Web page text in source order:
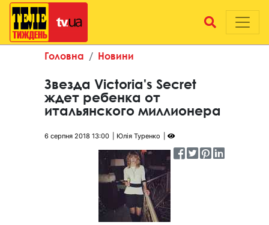
Головна Новини
Звезда Victoria's Secret
ждет ребенка от
итальянского миллионера
6 серпня 2018 13:00 Юлія Туренко